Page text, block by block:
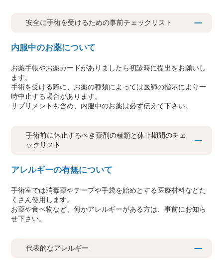
安全に手術を受けるための事前チェックリスト
内服中のお薬について
お薬手帳やお薬カードがありましたら初診時に提出をお願いし
ます。
手術を受ける際に、お薬の種類によっては医師の指示により一
時中止する場合があります。
サプリメントも含め、内服中のお薬は必ず伝えて下さい。
手術前に休止するべき薬剤の種類と休止期間のチェ
ックリスト
アレルギーの有無について
手術室では消毒薬やテープや手袋を始めとする医療材料などた
くさん使用します。
お薬や食べ物など、何かアレルギーがある方は、事前にお知ら
せ下さい。
代表的なアレルギー